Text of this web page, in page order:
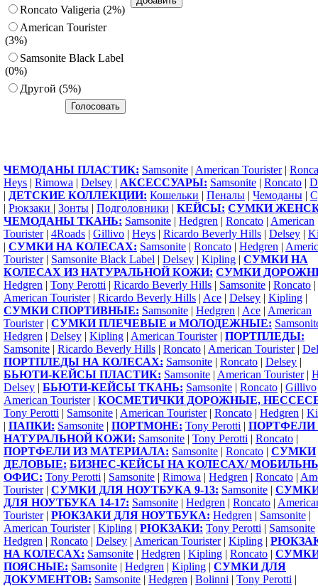
Roncato Valigeria (2%)
American Tourister
(3%)
Samsonite Black Label
(0%)
Другoй (5%)
ЧЕМОДАНЫ ПЛАСТИК: Samsonite | American Tourister|
Heys | Rimowa | Delsey | АКСЕССУАРЫ: Samsonite | Roncato |
| ДЕТСКИЕ КОЛЛЕКЦИИ: Кошельки | Пеналы | Чемоданы |
| Рюкзаки | Зонты | Подголовники | КЕЙСЫ: СУМКИ
ЧЕМОДАНЫ ТКАНЬ: Samsonite | Hedgren | Roncato | American
Tourister| 4Roads | Gillivo | Heys | Ricardo Beverly Hills | Delsey |
| СУМКИ НА КОЛЕСАХ: Samsonite | Roncato | Hedgren |
Tourister| Samsonite Black Label | Delsey | Kipling | СУМКИ НА
КОЛЕСАХ ИЗ НАТУРАЛЬНОЙ КОЖИ: СУМКИ
Hedgren | Tony Perotti | Ricardo Beverly Hills | Samsonite | Roncato |
American Tourister| Ricardo Beverly Hills | Ace | Delsey | Kipling |
СУМКИ СПОРТИВНЫЕ: Samsonite | Hedgren | Ace | American
Tourister| СУМКИ ПЛЕЧЕВЫЕ и МОЛОДЕЖНЫЕ:
Hedgren | Delsey | Kipling | American Tourister| ПОРТПЛЕДЫ:
Samsonite | Ricardo Beverly Hills | Roncato | American Tourister|
ПОРТПЛЕДЫ НА КОЛЕСАХ: Samsonite | Roncato | Delsey |
БЬЮТИ-КЕЙСЫ ПЛАСТИК: Samsonite | American Tourister|
Delsey | БЬЮТИ-КЕЙСЫ ТКАНЬ: Samsonite | Roncato | Gillivo
American Tourister| КОСМЕТИЧКИ ДОРОЖНЫЕ,
Tony Perotti | Samsonite | American Tourister| Roncato | Hedgren |
| ПАПКИ: Samsonite | ПОРТМОНЕ: Tony Perotti | ПОРТФЕЛИ
НАТУРАЛЬНОЙ КОЖИ: Samsonite | Tony Perotti | Roncato |
ПОРТФЕЛИ ИЗ МАТЕРИАЛА: Samsonite | Roncato | СУМКИ
ДЕЛОВЫЕ: БИЗНЕС-КЕЙСЫ НА КОЛЕСАХ/
ОФИС: Tony Perotti | Samsonite | Rimowa | Hedgren | Roncato |
Tourister| СУМКИ ДЛЯ НОУТБУКА 9-13: Samsonite |
ДЛЯ НОУТБУКА 14-17: Samsonite | Hedgren | Roncato |
Tourister| РЮКЗАКИ ДЛЯ НОУТБУКА: Hedgren | Samsonite |
American Tourister| Kipling | РЮКЗАКИ: Tony Perotti | Samsonite
Hedgren | Roncato | Delsey | American Tourister| Kipling |
НА КОЛЕСАХ: Samsonite | Hedgren | Kipling | Roncato |
ПОЯСНЫЕ: Samsonite | Hedgren | Kipling | СУМКИ ДЛЯ
ДОКУМЕНТОВ: Samsonite | Hedgren | Bolinni | Tony Perotti |